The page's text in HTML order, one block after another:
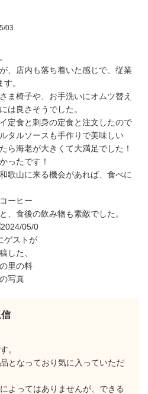
03
、店内も落ち着いた感じで、従業
。
ま椅子や、お手洗いにオムツ替え
は良さそうでした。
定食と刺身の定食と注文したので
タルソースも手作りで美味しい
ら海老が大きくて大満足でした！
ったです！
歌山に来る機会があれば、食べに
ーヒー
、食後の飲み物も素敵でした。
。
となっており気に入っていただ
よってはありませんが、できる